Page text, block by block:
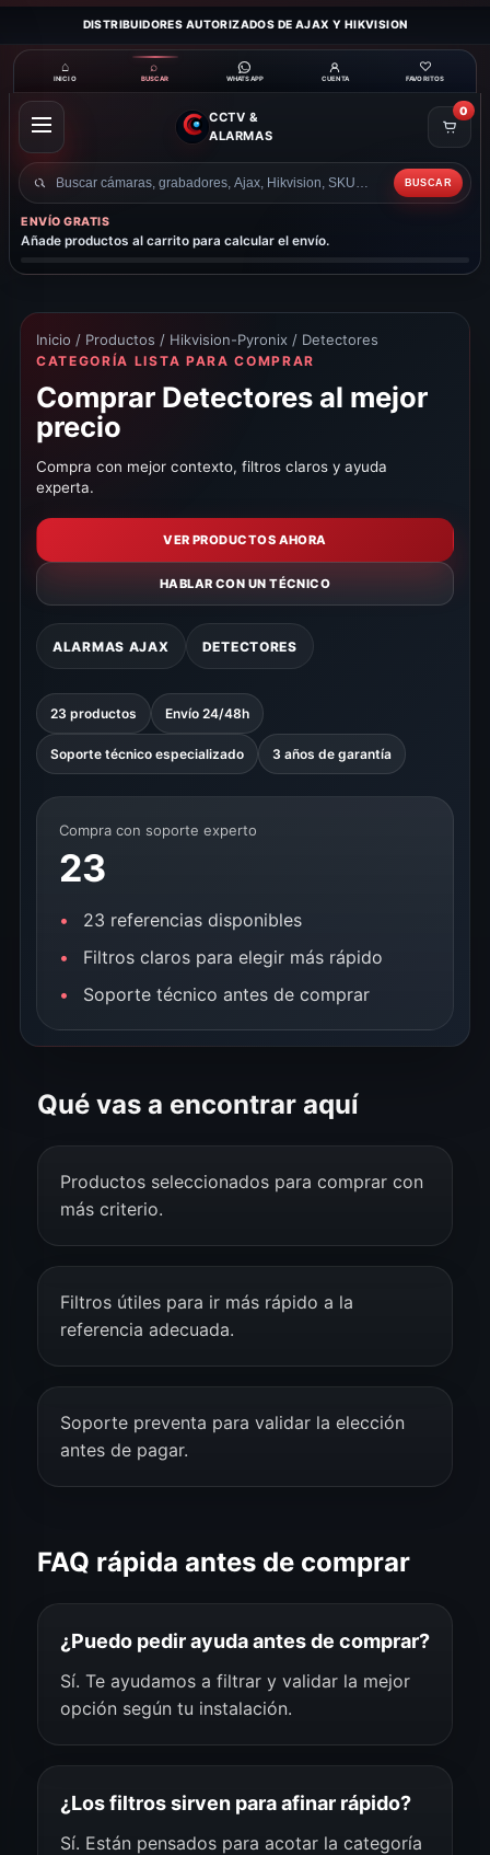
DISTRIBUIDORES AUTORIZADOS DE AJAX Y HIKVISION
⌂
INICIO
⌕
BUSCAR WHATSAPP CUENTA
♡
FAVORITOS
ABRIR
MENÚ
CCTV &
ALARMAS
Buscar
productos
BUSCAR
0
ENVÍO GRATIS
Añade productos al carrito para calcular el envío.
Inicio / Productos / Hikvision-Pyronix / Detectores
CATEGORÍA LISTA PARA COMPRAR
Comprar Detectores al mejor
precio
Compra con mejor contexto, filtros claros y ayuda
experta.
VER PRODUCTOS AHORA
HABLAR CON UN TÉCNICO
ALARMAS AJAX DETECTORES
23 productos Envío 24/48h
Soporte técnico especializado 3 años de garantía
Compra con soporte experto
23
23 referencias disponibles
Filtros claros para elegir más rápido
Soporte técnico antes de comprar
Qué vas a encontrar aquí
Productos seleccionados para comprar con
más criterio.
Filtros útiles para ir más rápido a la
referencia adecuada.
Soporte preventa para validar la elección
antes de pagar.
FAQ rápida antes de comprar
¿Puedo pedir ayuda antes de comprar?
Sí. Te ayudamos a filtrar y validar la mejor
opción según tu instalación.
¿Los filtros sirven para afinar rápido?
Sí. Están pensados para acotar la categoría